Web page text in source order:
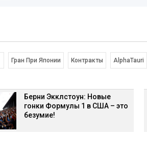
Гран При Японии Контракты AlphaTauri
Берни Экклстоун: Новые
гонки Формулы 1 в США – это
безумие!